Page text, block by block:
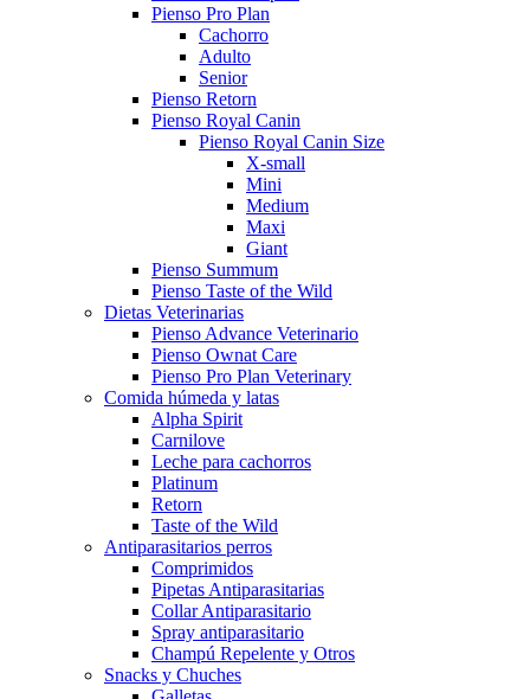
Pienso Pro Plan
Cachorro
Adulto
Senior
Pienso Retorn
Pienso Royal Canin
Pienso Royal Canin Size
X-small
Mini
Medium
Maxi
Giant
Pienso Summum
Pienso Taste of the Wild
Dietas Veterinarias
Pienso Advance Veterinario
Pienso Ownat Care
Pienso Pro Plan Veterinary
Comida húmeda y latas
Alpha Spirit
Carnilove
Leche para cachorros
Platinum
Retorn
Taste of the Wild
Antiparasitarios perros
Comprimidos
Pipetas Antiparasitarias
Collar Antiparasitario
Spray antiparasitario
Champú Repelente y Otros
Snacks y Chuches